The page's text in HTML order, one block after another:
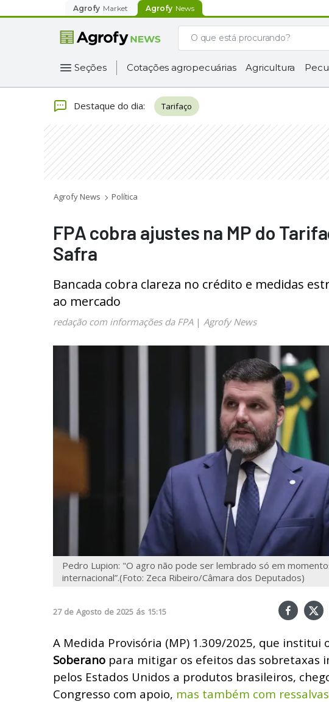
Agrofy Market Agrofy News
Seções Cotações agropecuárias Agricultura
Destaque do dia: Tarifaço
Agrofy News Política
FPA cobra ajustes na MP do
Safra
Bancada cobra clareza no crédito e medidas
ao mercado
redação com informações da FPA| Agrofy News
Pedro Lupion: "O agro não pode ser lembrado só em
internacional”.(Foto: Zeca Ribeiro/Câmara dos Deputados)
27 de Agosto de 2025 ás 15:15
A Medida Provisória (MP) 1.309/2025, que institui
Soberano para mitigar os efeitos das sobretaxas
pelos Estados Unidos a produtos brasileiros,
Congresso com apoio, mas também com